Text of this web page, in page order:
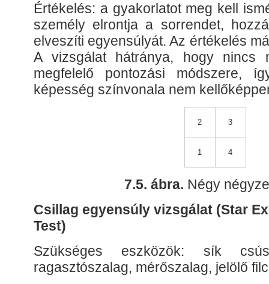
Értékelés: a gyakorlatot meg kell
személy elrontja a sorrendet,
elveszíti egyensúlyát. Az értékelés
A vizsgálat hátránya, hogy nincs
megfelelő pontozási módszere,
képesség színvonala nem
2 3
1 4
7.5. ábra. Négy
Csillag egyensúly vizsgálat (Star
Test)
Szükséges eszközök: sík
ragasztószalag, mérőszalag, jelölő